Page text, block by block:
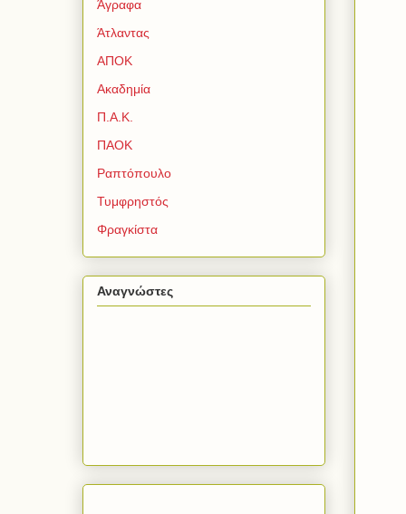
Άγραφα
Άτλαντας
ΑΠΟΚ
Ακαδημία
Π.Α.Κ.
ΠΑΟΚ
Ραπτόπουλο
Τυμφρηστός
Φραγκίστα
Αναγνώστες